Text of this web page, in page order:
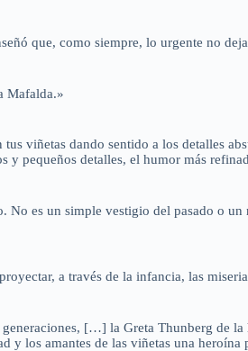
que, como siempre, lo urgente no
Mafalda.»
viñetas dando sentido a los detalles
pequeños detalles, el humor más
No es un simple vestigio del pasado o
a través de la infancia, las
[…] la Greta Thunberg
los amantes de las viñetas una